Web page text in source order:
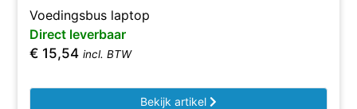
Voedingsbus laptop
Direct leverbaar
€ 15,54 incl. BTW
Bekijk artikel